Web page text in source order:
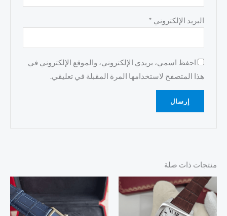
البريد الإلكتروني *
احفظ اسمي، بريدي الإلكتروني، والموقع الإلكتروني في
هذا المتصفح لاستخدامها المرة المقبلة في تعليقي.
منتجات ذات صلة